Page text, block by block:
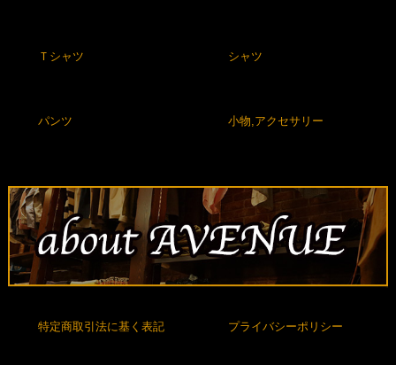
Ｔシャツ シャツ
パンツ 小物,アクセサリー
特定商取引法に基く表記 プライバシーポリシー